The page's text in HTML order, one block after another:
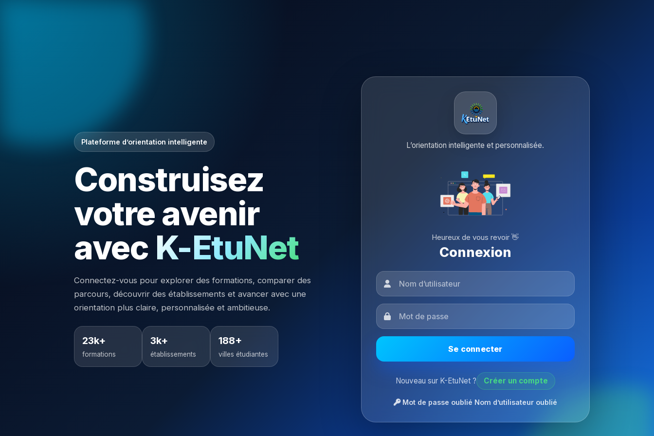
Plateforme d’orientation intelligente
Construisez
votre avenir
avec K-EtuNet
Connectez-vous pour explorer des formations, comparer des
parcours, découvrir des établissements et avancer avec une
orientation plus claire, personnalisée et ambitieuse.
23k+
formations
3k+
établissements
188+
villes étudiantes
L’orientation intelligente et personnalisée.
Heureux de vous revoir 👋
Connexion
Se connecter
Nouveau sur K-EtuNet ? Créer un compte
Mot de passe oublié Nom d’utilisateur oublié